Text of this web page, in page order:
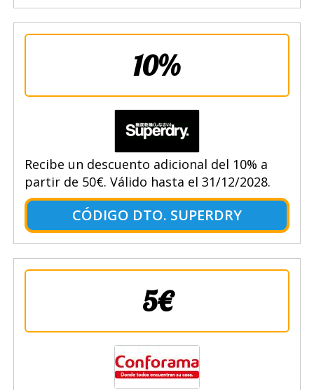
10%
Recibe un descuento adicional del 10% a
partir de 50€. Válido hasta el 31/12/2028.
CÓDIGO DTO. SUPERDRY
5€